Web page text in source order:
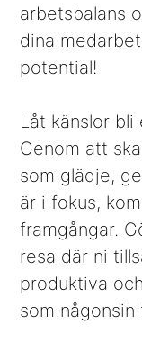
arbetsbalans
dina
potential!
Låt känslor
Genom att
som glädje,
är i fokus,
framgångar.
resa där ni
produktiva
som någonsin